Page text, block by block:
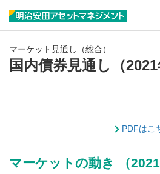
マーケット見通し（総合）
国内債券見通し（2021
PDFはこ
マーケットの動き （